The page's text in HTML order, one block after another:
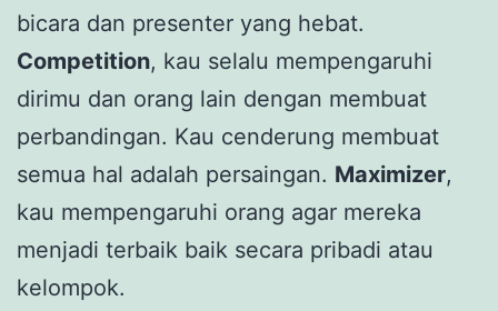
bicara dan presenter yang hebat.
Competition, kau selalu mempengaruhi
dirimu dan orang lain dengan membuat
perbandingan. Kau cenderung membuat
semua hal adalah persaingan. Maximizer,
kau mempengaruhi orang agar mereka
menjadi terbaik baik secara pribadi atau
kelompok.